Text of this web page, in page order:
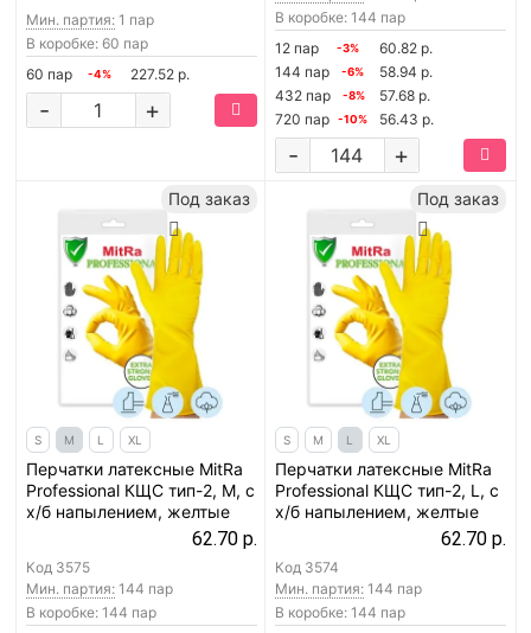
Мин. партия: 1 пар
В коробке: 60 пар
60 пар
-4% 227.52 р.
+
-
В коробке: 144 пар
12 пар
-3%
60.82 р.
144 пар
-6%
58.94 р.
432 пар
-8%
57.68 р.
720 пар
-10% 56.43 р.
+
-
Под заказ
S M L XL
Перчатки латексные MitRa
Professional КЩС тип-2, M, с
х/б напылением, желтые
62.70 р.
Код 3575
Мин. партия: 144 пар
В коробке: 144 пар
Под заказ
S M L XL
Перчатки латексные MitRa
Professional КЩС тип-2, L, с
х/б напылением, желтые
62.70 р.
Код 3574
Мин. партия: 144 пар
В коробке: 144 пар